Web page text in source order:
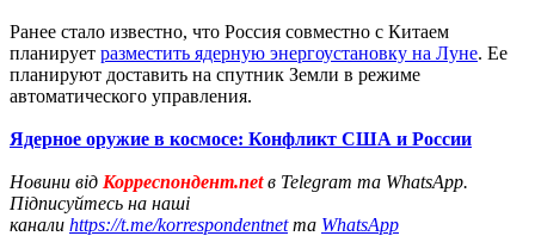
Ранее стало известно, что Россия совместно с Китаем
планирует разместить ядерную энергоустановку на Луне. Ее
планируют доставить на спутник Земли в режиме
автоматического управления.
Ядерное оружие в космосе: Конфликт США и России
Новини від Корреспондент.netв Telegram та WhatsApp.
Підписуйтесь на наші
канали https://t.me/korrespondentnetта WhatsApp